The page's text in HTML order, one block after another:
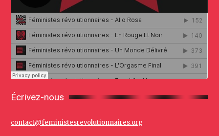
Écrivez-nous
contact@feministesrevolutionnaires.org